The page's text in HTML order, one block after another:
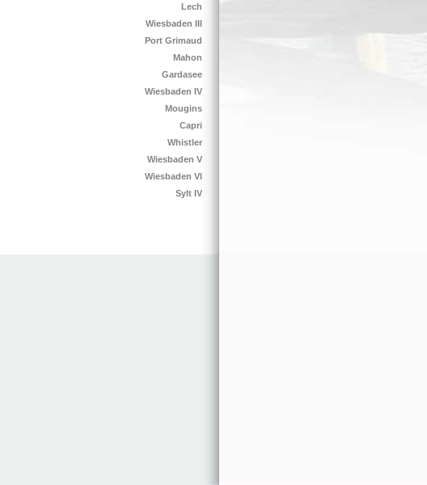
Lech
Wiesbaden III
Port Grimaud
Mahon
Gardasee
Wiesbaden IV
Mougins
Capri
Whistler
Wiesbaden V
Wiesbaden VI
Sylt IV